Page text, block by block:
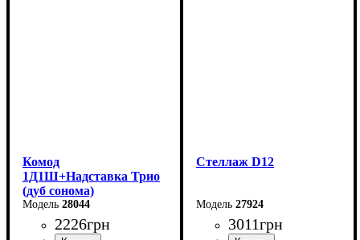
Комод
1Д1Ш+Надставка Трио
(дуб сонома)
28044
2226грн
Стеллаж D12
27924
3011грн